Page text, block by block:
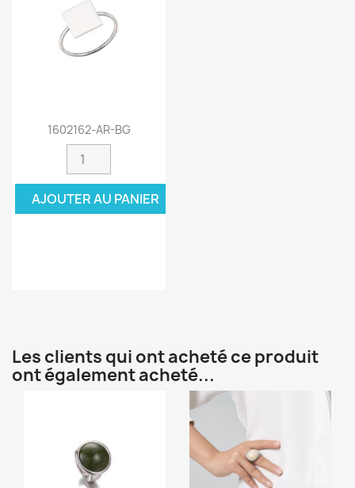
1602162-AR-BG
AJOUTER AU PANIER
Les clients qui ont acheté ce produit
ont également acheté...